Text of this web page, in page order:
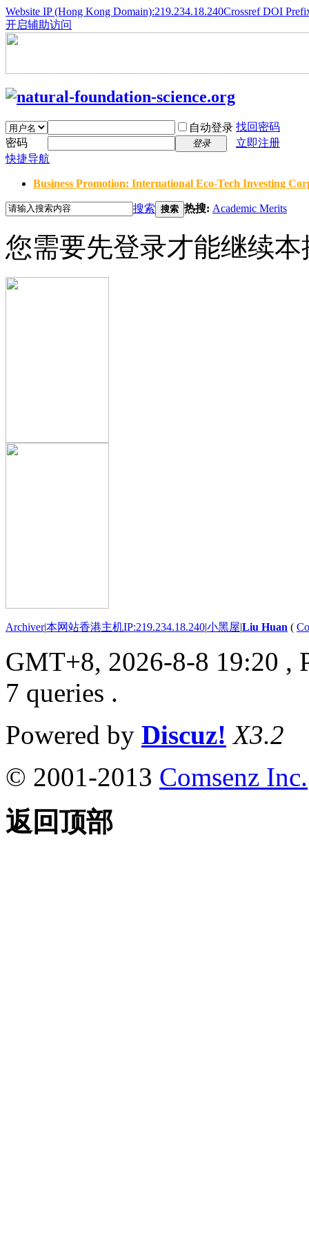
Website IP (Hong Kong Domain):219.234.18.240Crossref DOI
开启辅助访问
自动登录 找回密码
密码
登录
立即注册
快捷导航
Business Promotion: International Eco-Tech Investing
搜索 搜索 热搜: Academic Merits
您需要先登录才能继续本
Archiver|本网站香港主机IP:219.234.18.240|小黑屋|Liu Huan (
GMT+8, 2026-8-8 19:20 ,
7 queries .
Powered by Discuz! X3.2
© 2001-2013 Comsenz Inc.
返回顶部